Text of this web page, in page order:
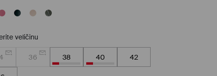
veličinu
36 38 40 42